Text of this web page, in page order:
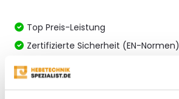
Top Preis-Leistung
Zertifizierte Sicherheit (EN-Normen)
Auf Lager; Schnell geliefert
Immer fachkundige Beratung